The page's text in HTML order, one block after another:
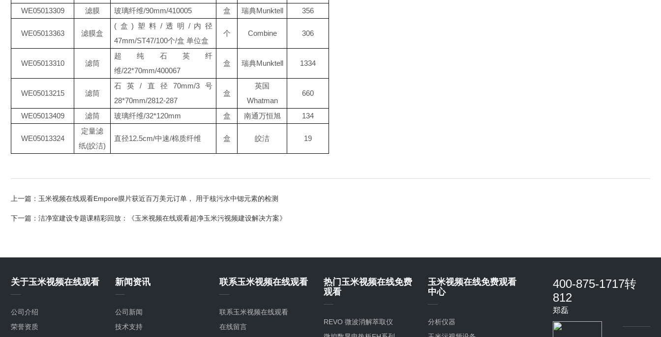
WE05013309 滤膜 玻璃纤维/90mm/410005 盒 瑞典Munktell 356
WE05013363 滤膜盒
(盒)塑料/透明/内径
47mm/ST47/100个/盒 单位盒
个 Combine 306
WE05013310 滤筒
超纯石英纤
维/22*70mm/400067
盒 瑞典Munktell 1334
WE05013215 滤筒
石英/直径70mm/3号
28*70mm/2812-287
盒
英国
Whatman
660
WE05013409 滤筒 玻璃纤维/32*120mm 盒 南通万恒旭 134
WE05013324
定量滤
纸(皎洁)
直径12.5cm/中速/棉质纤维 盒 皎洁 19
上一篇： 玉米视频在线观看Empore膜片获近百万美元订单， 用于核污水中锶元素的检测
下一篇： 洁净室建设专题课精彩回放：《玉米视频在线观看超净玉米污视频建设解决方案》
关于玉米视频在线观看
公司介绍
荣誉资质
新闻资讯
公司新闻
技术支持
联系玉米视频在线观看
联系玉米视频在线观看
在线留言
热门玉米视频在线免费
观看
REVO 微波消解萃取仪
玉米视频在线免费观看
中心
分析仪器
400-875-1717转
812
郑磊